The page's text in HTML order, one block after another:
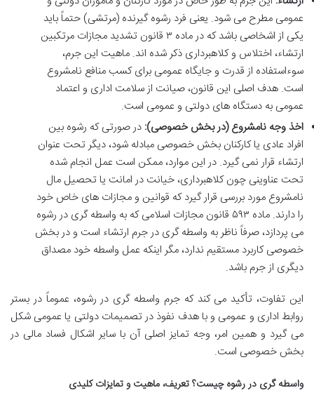
عمومی مطرح می شود. یعنی فرد رشوه گیرنده (مرتشی) حتماً باید
یکی از اشخاصی باشد که در ماده ۳ قانون تشدید مجازات مرتکبین
ارتشاء، اختلاس و کلاهبرداری ذکر شده اند. ماهیت این جرم،
سوءاستفاده از قدرت و جایگاه عمومی برای کسب منافع نامشروع
است. هدف اصلی این قانون، صیانت از سلامت اداری و اعتماد
عمومی به دستگاه های دولتی و عمومی است.
اخذ وجه نامشروع (در بخش خصوصی): در صورتی که رشوه بین
افراد عادی یا کارکنان بخش خصوصی مبادله شود، دیگر تحت عنوان
ارتشاء قرار نمی گیرد. در این موارد، ممکن است عمل انجام شده
تحت عناوینی چون کلاهبرداری، خیانت در امانت یا تحصیل مال
نامشروع مورد بررسی قرار گیرد که قوانین و مجازات های خاص خود
را دارند. ماده ۵۹۳ قانون مجازات اسلامی که به واسطه گری در رشوه
می پردازد، صرفاً ناظر به واسطه گری در جرم ارتشاء است و در بخش
خصوصی کاربرد مستقیم ندارد، مگر اینکه عمل واسطه خود مصداق
دیگری از جرم باشد.
این تفاوت، تأکید می کند که جرم واسطه گری در رشوه، عموماً در بستر
روابط اداری و عمومی و با هدف نفوذ در تصمیمات دولتی یا عمومی شکل
می گیرد و همین امر، وجه تمایز اصلی آن با سایر اشکال فساد مالی در
بخش خصوصی است.
واسطه گری در رشوه چیست؟ تعریف، ماهیت و تمایزات کلیدی